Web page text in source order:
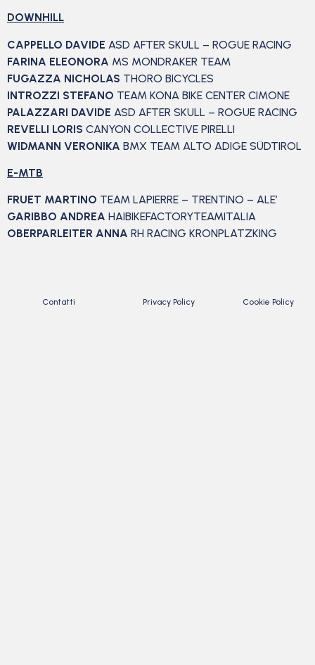
DOWNHILL
CAPPELLO DAVIDE ASD AFTER SKULL – ROGUE RACING
FARINA ELEONORA MS MONDRAKER TEAM
FUGAZZA NICHOLAS THORO BICYCLES
INTROZZI STEFANO TEAM KONA BIKE CENTER CIMONE
PALAZZARI DAVIDE ASD AFTER SKULL – ROGUE RACING
REVELLI LORIS CANYON COLLECTIVE PIRELLI
WIDMANN VERONIKA BMX TEAM ALTO ADIGE SÜDTIROL
E-MTB
FRUET MARTINO TEAM LAPIERRE – TRENTINO – ALE’
GARIBBO ANDREA HAIBIKEFACTORYTEAMITALIA
OBERPARLEITER ANNA RH RACING KRONPLATZKING
Contatti Privacy Policy Cookie Policy